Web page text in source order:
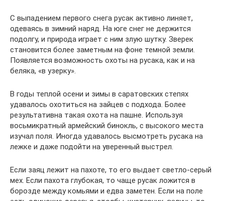
С выпадением первого снега русак активно линяет,
одеваясь в зимний наряд. На юге снег не держится
подолгу, и природа играет с ним злую шутку. Зверек
становится более заметным на фоне темной земли.
Появляется возможность охоты на русака, как и на
беляка, «в узерку».
В годы теплой осени и зимы в саратовских степях
удавалось охотиться на зайцев с подхода. Более
результативна такая охота на пашне. Используя
восьмикратный армейский бинокль, с высокого места
изучал поля. Иногда удавалось высмотреть русака на
лежке и даже подойти на уверенный выстрел.
Если заяц лежит на пахоте, то его выдает светло-серый
мех. Если пахота глубокая, то чаще русак ложится в
борозде между комьями и едва заметен. Если на поле